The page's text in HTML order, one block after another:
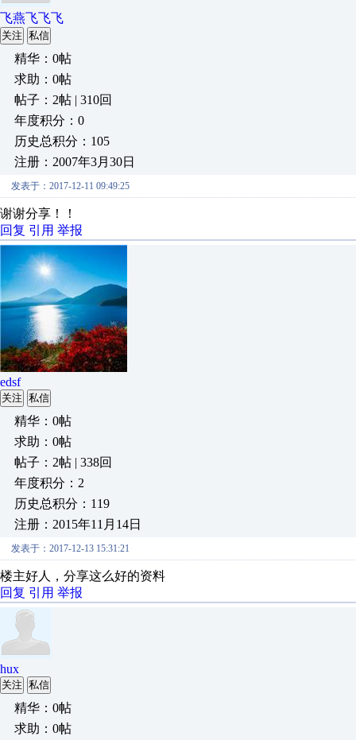
飞燕飞飞飞
关注 私信
精华：0帖
求助：0帖
帖子：2帖 | 310回
年度积分：0
历史总积分：105
注册：2007年3月30日
发表于：2017-12-11 09:49:25
谢谢分享！！
回复 引用 举报
edsf
关注 私信
精华：0帖
求助：0帖
帖子：2帖 | 338回
年度积分：2
历史总积分：119
注册：2015年11月14日
发表于：2017-12-13 15:31:21
楼主好人，分享这么好的资料
回复 引用 举报
hux
关注 私信
精华：0帖
求助：0帖